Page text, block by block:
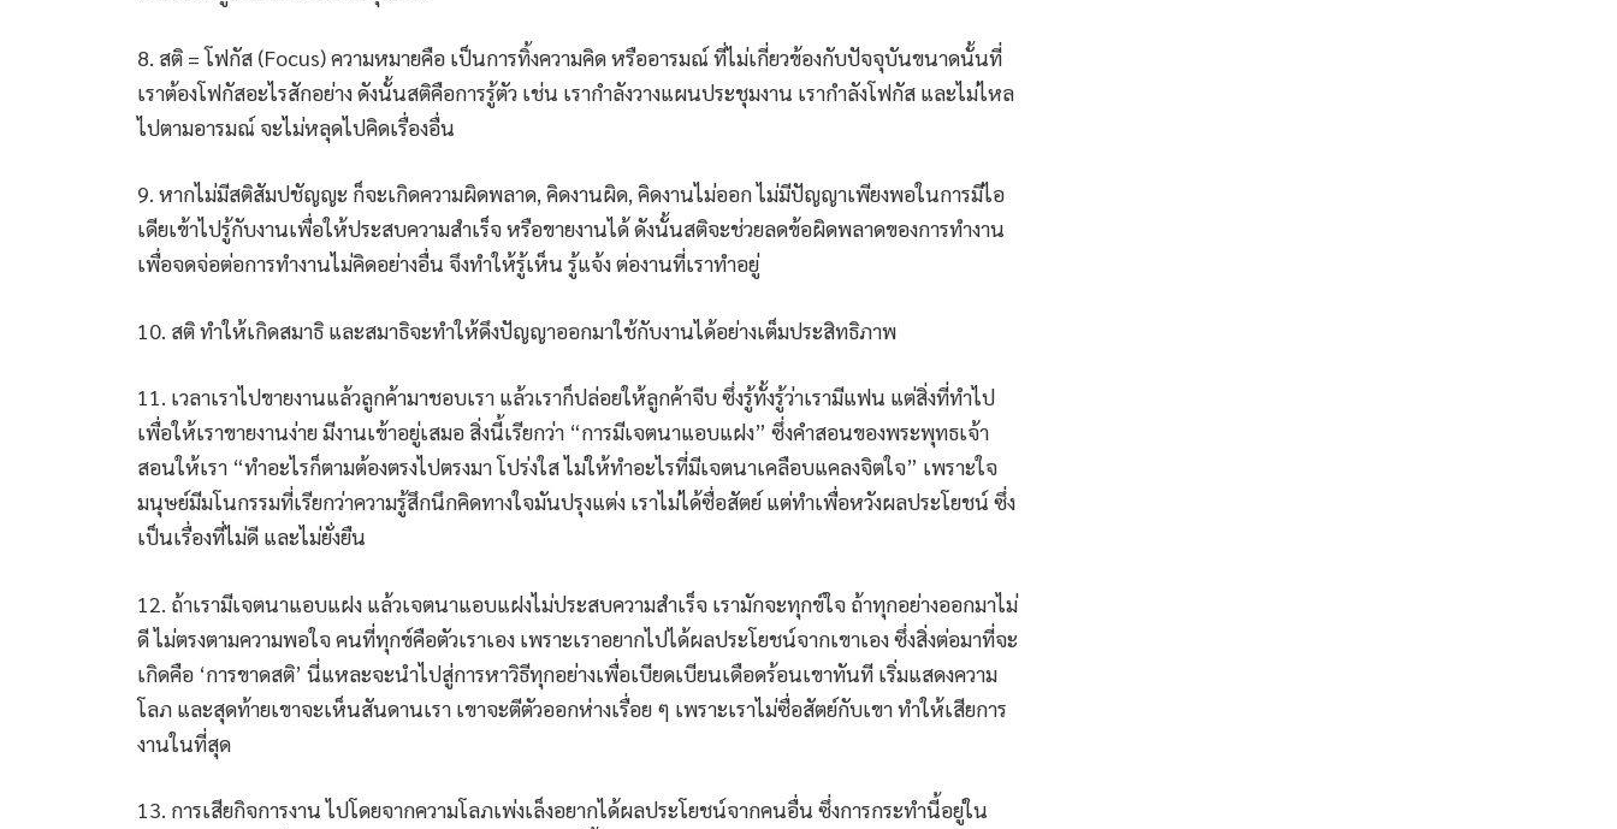
8. สติ = โฟกัส (Focus) ความหมายคือ เป็นการทิ้งความคิด หรืออารมณ์ ที่ไม่เกี่ยวข้องกับปัจจุบันขนาดนั้นที่
เราต้องโฟกัสอะไรสักอย่าง ดังนั้นสติคือการรู้ตัว เช่น เรากำลังวางแผนประชุมงาน เรากำลังโฟกัส และไม่ไหล
ไปตามอารมณ์ จะไม่หลุดไปคิดเรื่องอื่น
9. หากไม่มีสติสัมปชัญญะ ก็จะเกิดความผิดพลาด, คิดงานผิด, คิดงานไม่ออก ไม่มีปัญญาเพียงพอในการมีไอ
เดียเข้าไปรู้กับงานเพื่อให้ประสบความสำเร็จ หรือขายงานได้ ดังนั้นสติจะช่วยลดข้อผิดพลาดของการทำงาน
เพื่อจดจ่อต่อการทำงานไม่คิดอย่างอื่น จึงทำให้รู้เห็น รู้แจ้ง ต่องานที่เราทำอยู่
10. สติ ทำให้เกิดสมาธิ และสมาธิจะทำให้ดึงปัญญาออกมาใช้กับงานได้อย่างเต็มประสิทธิภาพ
11. เวลาเราไปขายงานแล้วลูกค้ามาชอบเรา แล้วเราก็ปล่อยให้ลูกค้าจีบ ซึ่งรู้ทั้งรู้ว่าเรามีแฟน แต่สิ่งที่ทำไป
เพื่อให้เราขายงานง่าย มีงานเข้าอยู่เสมอ สิ่งนี้เรียกว่า “การมีเจตนาแอบแฝง” ซึ่งคำสอนของพระพุทธเจ้า
สอนให้เรา “ทำอะไรก็ตามต้องตรงไปตรงมา โปร่งใส ไม่ให้ทำอะไรที่มีเจตนาเคลือบแคลงจิตใจ” เพราะใจ
มนุษย์มีมโนกรรมที่เรียกว่าความรู้สึกนึกคิดทางใจมันปรุงแต่ง เราไม่ได้ซื่อสัตย์ แต่ทำเพื่อหวังผลประโยชน์ ซึ่ง
เป็นเรื่องที่ไม่ดี และไม่ยั่งยืน
12. ถ้าเรามีเจตนาแอบแฝง แล้วเจตนาแอบแฝงไม่ประสบความสำเร็จ เรามักจะทุกข์ใจ ถ้าทุกอย่างออกมาไม่
ดี ไม่ตรงตามความพอใจ คนที่ทุกข์คือตัวเราเอง เพราะเราอยากไปได้ผลประโยชน์จากเขาเอง ซึ่งสิ่งต่อมาที่จะ
เกิดคือ ‘การขาดสติ’ นี่แหละจะนำไปสู่การหาวิธีทุกอย่างเพื่อเบียดเบียนเดือดร้อนเขาทันที เริ่มแสดงความ
โลภ และสุดท้ายเขาจะเห็นสันดานเรา เขาจะตีตัวออกห่างเรื่อย ๆ เพราะเราไม่ซื่อสัตย์กับเขา ทำให้เสียการ
งานในที่สุด
13. การเสียกิจการงาน ไปโดยจากความโลภเพ่งเล็งอยากได้ผลประโยชน์จากคนอื่น ซึ่งการกระทำนี้อยู่ใน